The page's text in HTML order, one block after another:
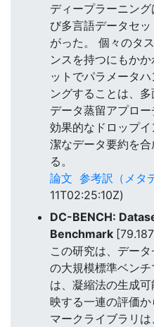
ディープラーニン
び多言語データセ
がった。 個々のタ
ンスを持つにもか
ットでパラメータ
ングすることは、多
データ蒸留アプロ
効果的なドロップ
潔なデータ要約を
る。
論文 参考訳（メタ
11T02:25:10Z)
DC-BENCH:
Benchmark
この研究は、デー
の大規模標準ベン
は、凝縮法の生成
映する一連の評価
マークライブラリ